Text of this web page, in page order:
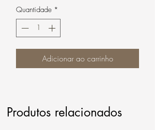
Quantidade *
Adicionar ao carrinho
Produtos relacionados